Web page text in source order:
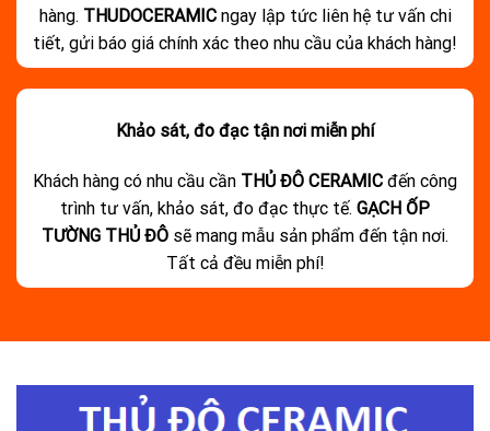
hàng. THUDOCERAMIC ngay lập tức liên hệ tư vấn chi
tiết, gửi báo giá chính xác theo nhu cầu của khách hàng!
Khảo sát, đo đạc tận nơi miễn phí
Khách hàng có nhu cầu cần THỦ ĐÔ CERAMIC đến công
trình tư vấn, khảo sát, đo đạc thực tế. GẠCH ỐP
TƯỜNG THỦ ĐÔ sẽ mang mẫu sản phẩm đến tận nơi.
Tất cả đều miễn phí!